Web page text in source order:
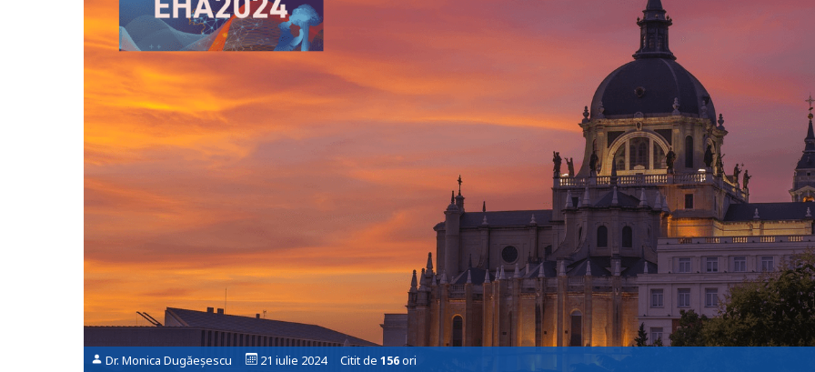
Dr. Monica Dugăeșescu 21 iulie 2024 Citit de 156ori